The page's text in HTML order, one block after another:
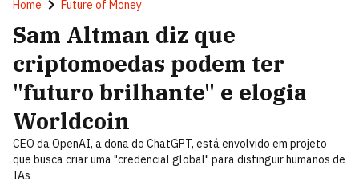
Home Future of Money
Sam Altman diz que
criptomoedas podem ter
"futuro brilhante" e elogia
Worldcoin
CEO da OpenAI, a dona do ChatGPT, está envolvido em projeto
que busca criar uma "credencial global" para distinguir humanos de
IAs